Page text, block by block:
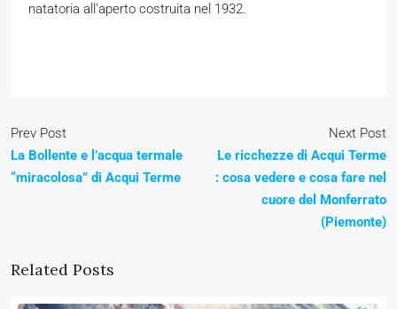
natatoria all’aperto costruita nel 1932.
Prev Post
La Bollente e l’acqua termale
“miracolosa” di Acqui Terme
Next Post
Le ricchezze di Acqui Terme
: cosa vedere e cosa fare nel
cuore del Monferrato
(Piemonte)
Related Posts